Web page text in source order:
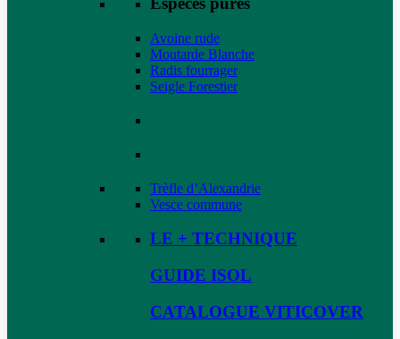
Avoine rude
Moutarde Blanche
Radis fourrager
Seigle Forestier
Trèfle d’Alexandrie
Vesce commune
LE + TECHNIQUE
GUIDE ISOL
CATALOGUE VITICOVER